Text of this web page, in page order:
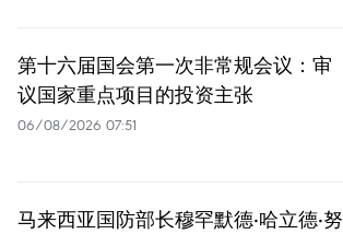
第十六届国会第一次非常规会议：审
议国家重点项目的投资主张
06/08/2026 07:51
马来西亚国防部长穆罕默德·哈立德·努